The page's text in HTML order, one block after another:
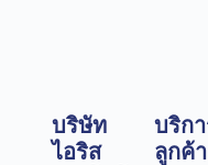
บริษัท
ไอริส
บริก
ลูกค้า